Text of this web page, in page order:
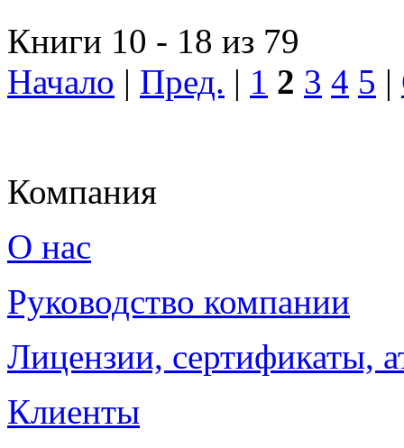
Книги 10 - 18 из 79
Начало | Пред. | 1 2 3 4 5 |
Компания
О нас
Руководство компании
Лицензии, сертификаты,
Клиенты